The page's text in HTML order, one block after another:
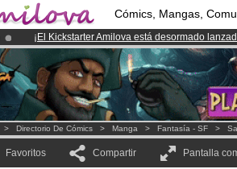
Cómics, Mangas,
¡ El Kickstarter Amilova está desormado
¡Conviertete en Premium por3.95 eurosal
¡Ya tenemos 100000miembrosy 1000
> Directorio De Cómics > Manga > Fantasía - SF >
Favoritos Compartir Pantalla